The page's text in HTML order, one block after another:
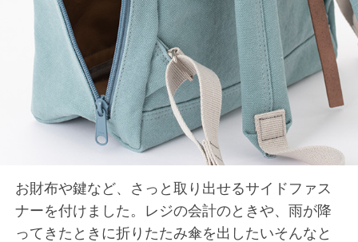
お財布や鍵など、さっと取り出せるサイドファス
ナーを付けました。レジの会計のときや、雨が降
ってきたときに折りたたみ傘を出したいそんなと